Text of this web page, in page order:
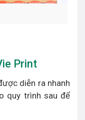
Print
diễn ra nhanh
quy trình sau để